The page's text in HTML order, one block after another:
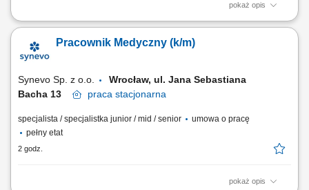
pokaż opis
Opis stanowiska: Obsługa Pacjentów w Punkcie Pobrań; Wykonywanie
Prowadzenie dokumentacji medycznej zgodnie ze standardami Punktu
Pobrań; Obsługa kasy fiskalnej i systemu komputerowego do obsługi
Pracownik Medyczny (k/m)
Synevo Sp. z o.o.
Wrocław, ul. Jana Sebastiana
Bacha 13​
praca stacjonarna
specjalista / specjalistka junior / mid / senior
umowa o pracę
pełny etat
2 godz.
pokaż opis